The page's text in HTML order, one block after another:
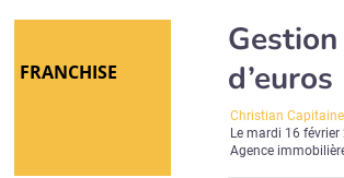
FRANCHISE
d’euros
Christian Capitaine
Lemardi 16 février
Agence